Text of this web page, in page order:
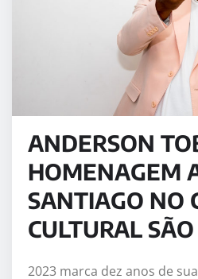
ANDERSON
HOMENAGEM
SANTIAGO NO
CULTURAL
2023 marca dez anos de